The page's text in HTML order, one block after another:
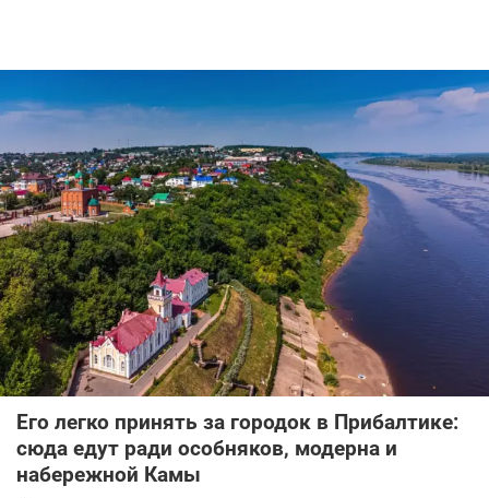
Его легко принять за городок в Прибалтике:
сюда едут ради особняков, модерна и
набережной Камы